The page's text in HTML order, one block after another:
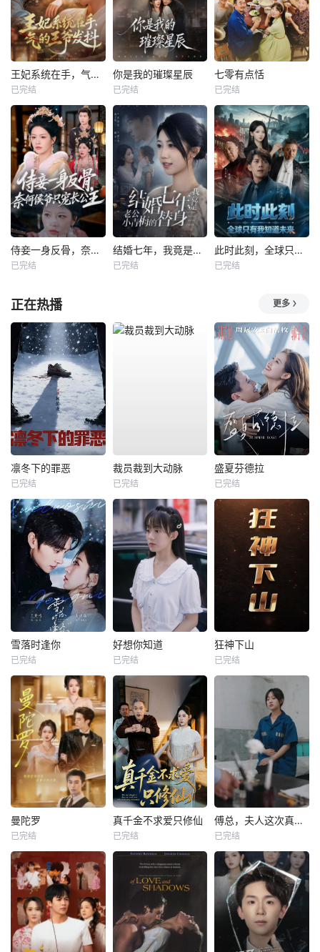
王妃系统在手，气的王爷发抖
已完结
你是我的璀璨星辰
已完结
七零有点恬
已完结
侍妾一身反骨，奈何侯爷只宠长公主
已完结
结婚七年，我竟是老公小青梅的替身
已完结
此时此刻，全球只有我知道未来
已完结
正在热播 更多
凛冬下的罪恶
已完结
裁员裁到大动脉
已完结
盛夏芬德拉
已完结
雪落时逢你
已完结
好想你知道
已完结
狂神下山
已完结
曼陀罗
已完结
真千金不求爱只修仙
已完结
傅总，夫人这次真的死了
已完结